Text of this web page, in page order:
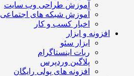
آموزش طراحی وب سایت
آموزش شبکه های اجتماعی
اخبار کسب و کار
افزونه و ابزار
ابزار سئو
ربات اینستاگرام
پلاگین وردپرس
افزونه های پولی رایگان